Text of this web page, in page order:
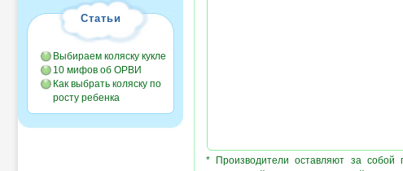
Статьи
Выбираем коляску кукле
10 мифов об ОРВИ
Как выбрать коляску по
росту ребенка
* Производители оставляют за собой